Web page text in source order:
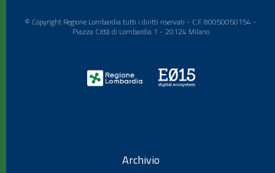
© Copyright Regione Lombardia tutti i diritti riservati - C.F. 80050050154 -
Piazza Città di Lombardia 1 - 20124 Milano
Archivio